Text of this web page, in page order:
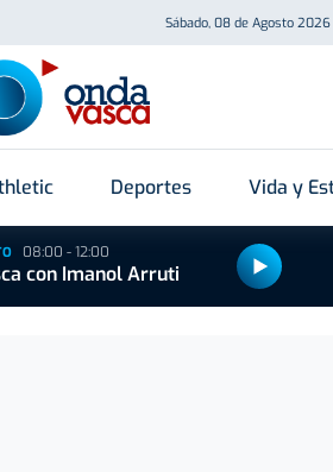
Sábado, 08 de Agosto 2026
Deportes Vida y
08:00 - 12:00
con Imanol Arruti